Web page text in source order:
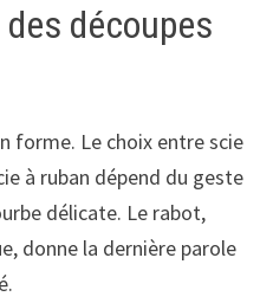
découpes
forme. Le choix entre scie
à ruban dépend du geste
délicate. Le rabot,
donne la dernière parole